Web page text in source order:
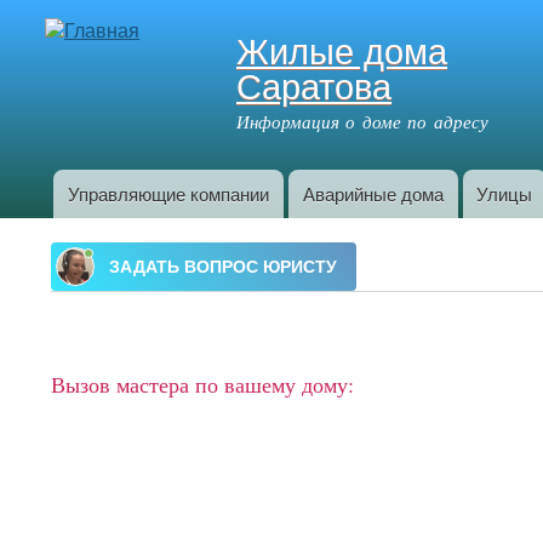
Жилые дома
Саратова
Информация о доме по адресу
Главное меню
Управляющие компании Аварийные дома Улицы
Вызов мастера по вашему дому: